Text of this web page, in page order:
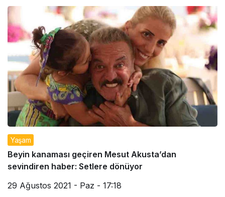
Yaşam
Beyin kanaması geçiren Mesut Akusta’dan
sevindiren haber: Setlere dönüyor
29 Ağustos 2021 - Paz - 17:18